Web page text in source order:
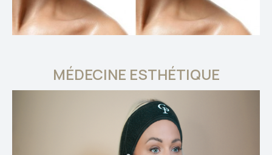
MÉDECINE ESTHÉTIQUE